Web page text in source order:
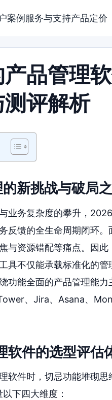
案例 服务与支持产品定价
品管理
评解析
新挑战与破局
业务复杂度的攀升，
反馈的全生命周期闭环
与资源错配等痛点。因此
具不仅能承载标准化的
功能全面的产品管理能
、Jira、Asana、
软件的选型评估
软件时，切忌功能堆砌思
下四大维度：